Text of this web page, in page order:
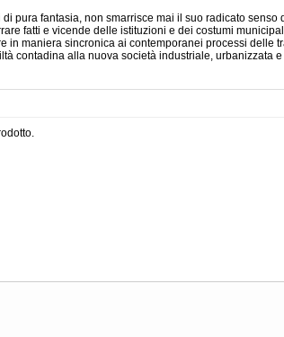
pura fantasia, non smarrisce mai il suo radicato senso
fatti e vicende delle istituzioni e dei costumi
in maniera sincronica ai contemporanei processi delle
contadina alla nuova società industriale, urbanizzata